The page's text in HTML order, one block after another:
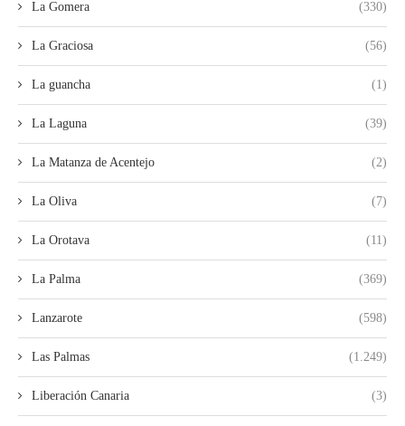
La Gomera (330)
La Graciosa (56)
La guancha (1)
La Laguna (39)
La Matanza de Acentejo (2)
La Oliva (7)
La Orotava (11)
La Palma (369)
Lanzarote (598)
Las Palmas (1.249)
Liberación Canaria (3)